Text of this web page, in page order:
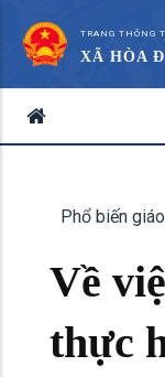
TRANG THÔNG
XÃ HÒA
Phổ biến
Về
thực